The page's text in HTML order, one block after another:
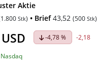
Aktie
1.800 Stk) • Brief 43,52 (500 Stk)
USD -4,78 % -2,18
Nasdaq